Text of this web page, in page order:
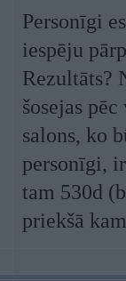
Personīgi
iespēju
Rezultāts?
šosejas
salons, ko
personīgi,
tam 530d
priekšā